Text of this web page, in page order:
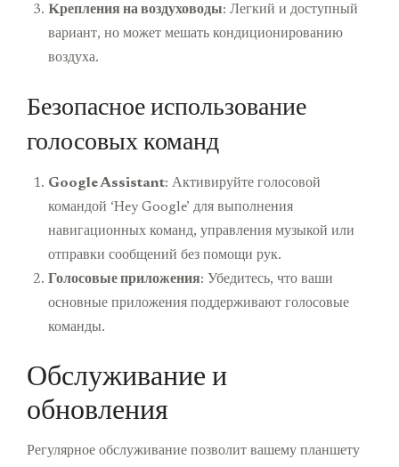
Kрепления на воздуховоды: Легкий и доступный
вариант, но может мешать кондиционированию
воздуха.
Безопасное использование
голосовых команд
Google Assistant: Активируйте голосовой
командой ‘Hey Google’ для выполнения
навигационных команд, управления музыкой или
отправки сообщений без помощи рук.
Голосовые приложения: Убедитесь, что ваши
основные приложения поддерживают голосовые
команды.
Обслуживание и
обновления
Регулярное обслуживание позволит вашему планшету